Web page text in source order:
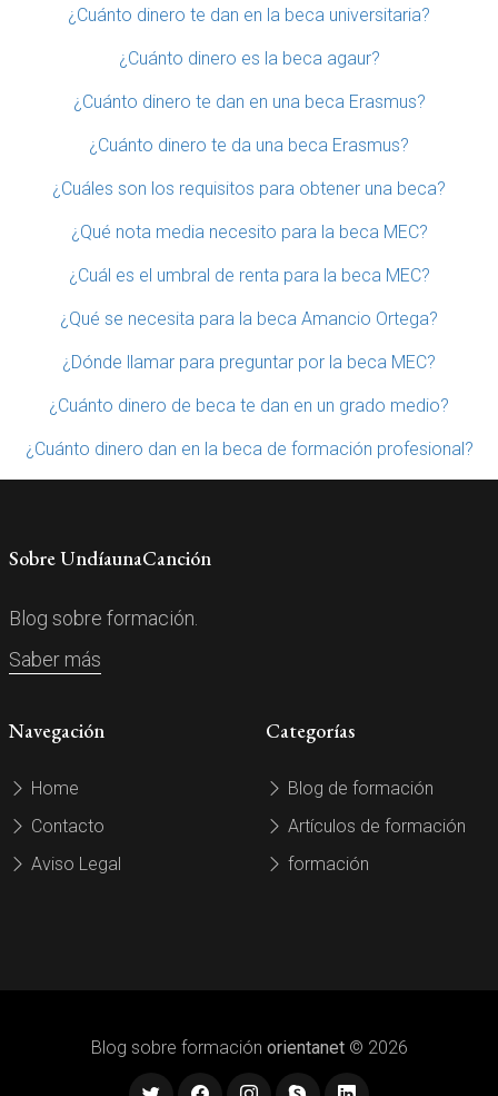
¿Cuánto dinero te dan en la beca universitaria?
¿Cuánto dinero es la beca agaur?
¿Cuánto dinero te dan en una beca Erasmus?
¿Cuánto dinero te da una beca Erasmus?
¿Cuáles son los requisitos para obtener una beca?
¿Qué nota media necesito para la beca MEC?
¿Cuál es el umbral de renta para la beca MEC?
¿Qué se necesita para la beca Amancio Ortega?
¿Dónde llamar para preguntar por la beca MEC?
¿Cuánto dinero de beca te dan en un grado medio?
¿Cuánto dinero dan en la beca de formación profesional?
Sobre UndíaunaCanción
Blog sobre formación.
Saber más
Navegación
Home
Contacto
Aviso Legal
Categorías
Blog de formación
Artículos de formación
formación
Blog sobre formación orientanet© 2026